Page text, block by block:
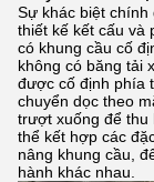
Sự khác biệt chính
thiết kế kết cấu và
có khung cầu cố
không có băng tải
được cố định phía
chuyển dọc theo
trượt xuống để thu
thể kết hợp các
nâng khung cầu,
hành khác nhau.